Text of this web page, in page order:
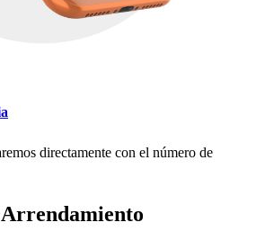
s directamente con el número de
to